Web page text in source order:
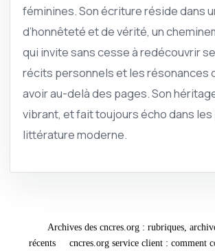
féminines. Son écriture réside dans
d’honnêteté et de vérité, un
qui invite sans cesse à redécouvrir
récits personnels et les résonances
avoir au-delà des pages. Son
vibrant, et fait toujours écho dans les
littérature moderne.
Archives des cncres.org : rubriques,
récents
cncres.org service client : comment